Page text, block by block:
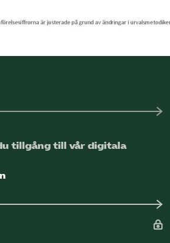
tillgång till vår digitala